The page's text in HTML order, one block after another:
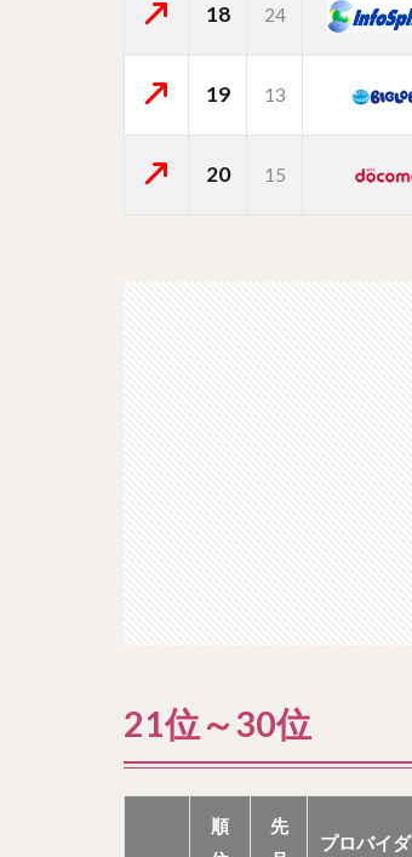
18 24
19 13
20 15
21位～30位
順
先
プロバイダ